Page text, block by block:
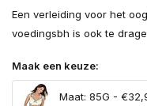
Een verleiding voor het
voedingsbh is ook te
Maak een keuze:
Maat: 85G -